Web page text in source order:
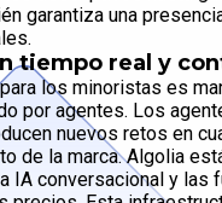
garantiza una
tiempo real y
los minoristas es
por agentes. Los
nuevos retos en
de la marca. Algolia
IA conversacional y